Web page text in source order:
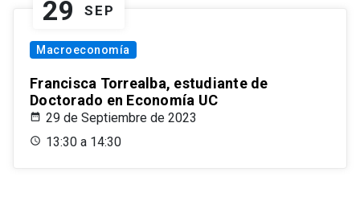
29 SEP
Macroeconomía
Francisca Torrealba, estudiante de
Doctorado en Economía UC
29 de Septiembre de 2023
13:30 a 14:30